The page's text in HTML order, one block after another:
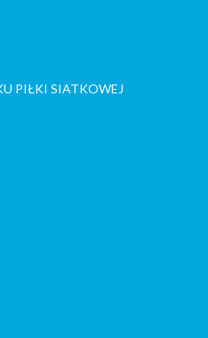
PIŁKI SIATKOWEJ